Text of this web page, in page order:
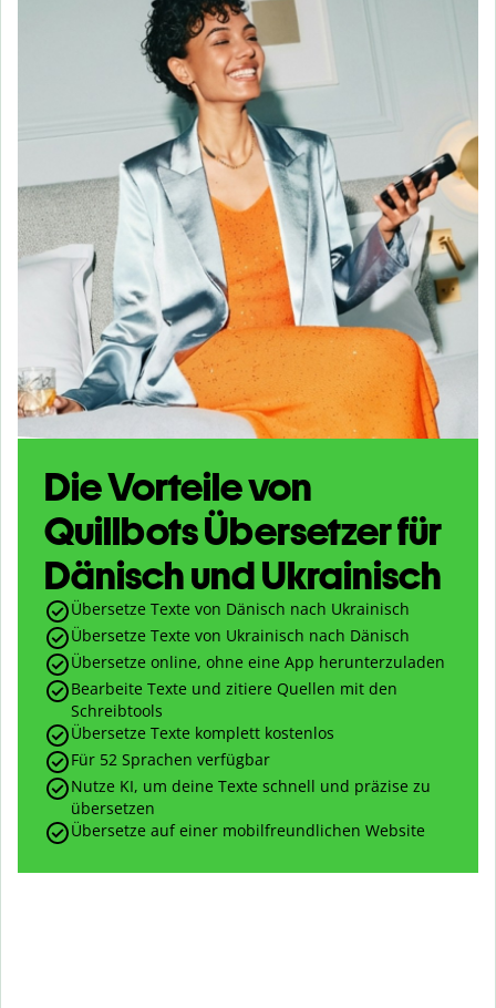
Die Vorteile von
Quillbots Übersetzer für
Dänisch und Ukrainisch
Übersetze Texte von Dänisch nach Ukrainisch
Übersetze Texte von Ukrainisch nach Dänisch
Übersetze online, ohne eine App herunterzuladen
Bearbeite Texte und zitiere Quellen mit den
Schreibtools
Übersetze Texte komplett kostenlos
Für 52 Sprachen verfügbar
Nutze KI, um deine Texte schnell und präzise zu
übersetzen
Übersetze auf einer mobilfreundlichen Website